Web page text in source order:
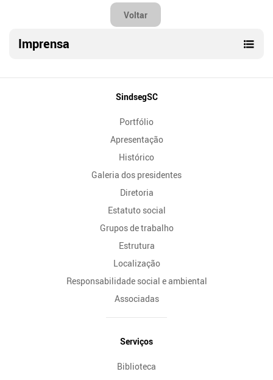
Voltar
Imprensa
SindsegSC
Portfólio
Apresentação
Histórico
Galeria dos presidentes
Diretoria
Estatuto social
Grupos de trabalho
Estrutura
Localização
Responsabilidade social e ambiental
Associadas
Serviços
Biblioteca